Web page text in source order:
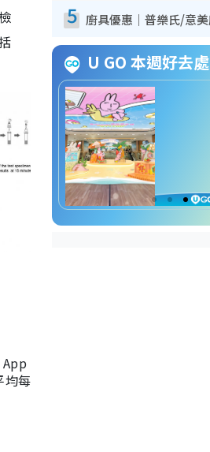
均每
5
U GO 本週好去處